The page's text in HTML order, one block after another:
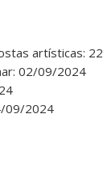
artísticas:
02/09/2024
09/2024